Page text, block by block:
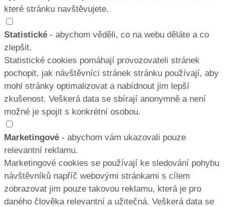
které stránku navštěvujete.
Statistické - abychom věděli, co na webu děláte a co
zlepšit.
Statistické cookies pomáhají provozovateli stránek
pochopit, jak návštěvníci stránek stránku používají, aby
mohl stránky optimalizovat a nabídnout jim lepší
zkušenost. Veškerá data se sbírají anonymně a není
možné je spojit s konkrétní osobou.
Marketingové - abychom vám ukazovali pouze
relevantní reklamu.
Marketingové cookies se používají ke sledování pohybu
návštěvníků napříč webovými stránkami s cílem
zobrazovat jim pouze takovou reklamu, která je pro
daného člověka relevantní a užitečná. Veškerá data se